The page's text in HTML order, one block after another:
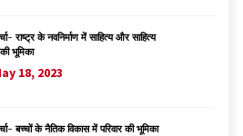
राष्ट्र के नवनिर्माण में साहित्य और साहित्य
भूमिका
18, 2023
बच्चों के नैतिक विकास में परिवार की भूमिका